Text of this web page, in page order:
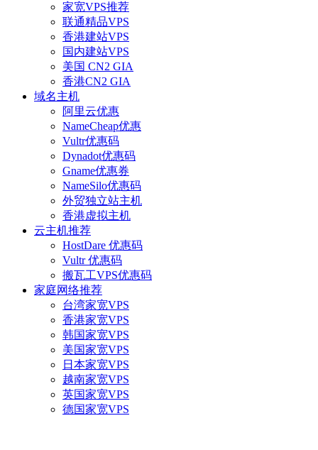
家宽VPS推荐
联通精品VPS
香港建站VPS
国内建站VPS
美国 CN2 GIA
香港CN2 GIA
域名主机
阿里云优惠
NameCheap优惠
Vultr优惠码
Dynadot优惠码
Gname优惠券
NameSilo优惠码
外贸独立站主机
香港虚拟主机
云主机推荐
HostDare 优惠码
Vultr 优惠码
搬瓦工VPS优惠码
家庭网络推荐
台湾家宽VPS
香港家宽VPS
韩国家宽VPS
美国家宽VPS
日本家宽VPS
越南家宽VPS
英国家宽VPS
德国家宽VPS